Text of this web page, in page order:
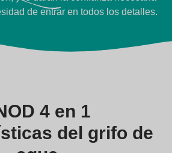
de entrar en todos los detalles.
4 en 1
del grifo de